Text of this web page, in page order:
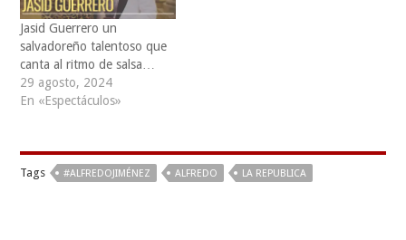
Jasid Guerrero un
salvadoreño talentoso que
canta al ritmo de salsa…
29 agosto, 2024
En «Espectáculos»
Tags #ALFREDOJIMÉNEZ ALFREDO LA REPUBLICA